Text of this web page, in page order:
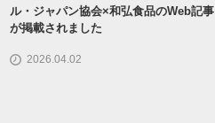
ル・ジャパン協会×和弘食品のweb記事
が掲載されました
2026.04.02